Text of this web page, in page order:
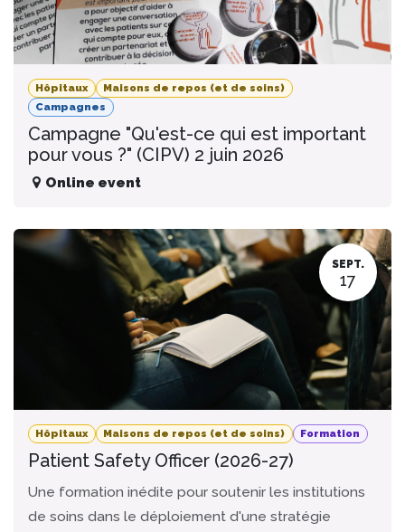
Hôpitaux
Maisons de repos (et de soins)
Campagnes
Campagne "Qu'est-ce qui est important
pour vous ?" (CIPV) 2 juin 2026
Online event
SEPT.
17
Hôpitaux Maisons de repos (et de soins) Formation
Patient Safety Officer (2026-27)
Une formation inédite pour soutenir les institutions
de soins dans le déploiement d'une stratégie